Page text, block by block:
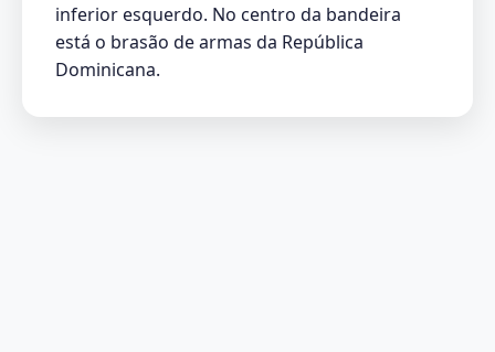
inferior esquerdo. No centro da bandeira
está o brasão de armas da República
Dominicana.